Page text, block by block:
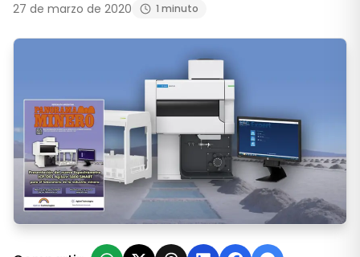
27 de marzo de 2020 1 minuto
Edición Nº 484 – Marzo 2020